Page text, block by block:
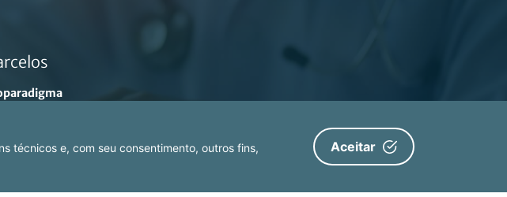
253 894 597
técnicos e, com seu consentimento, outros fins,
Aceitar